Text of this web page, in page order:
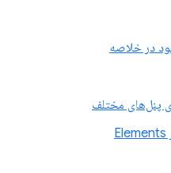
در خلاصه
پنل‌های مختلف